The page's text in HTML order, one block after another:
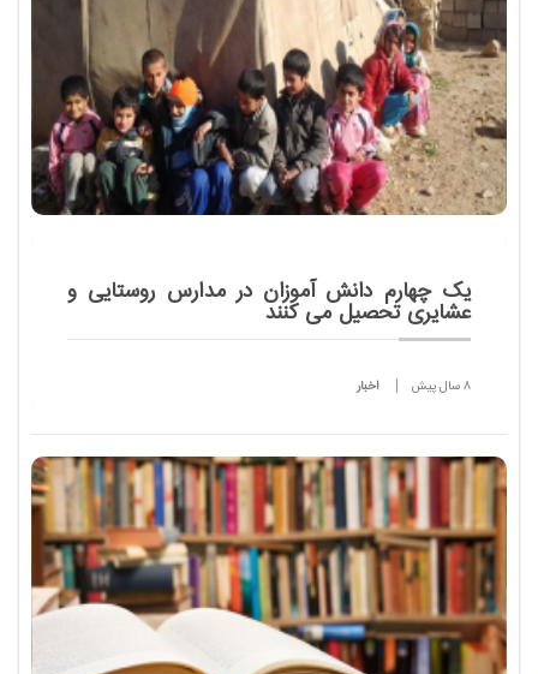
یک چهارم دانش آموزان در مدارس روستایی و
عشایری تحصیل می کنند
8 سال پیش اخبار
جمعیت کشور در روستاها زندگی می کنند، گفت: یک
چهارم دانش آموزان در مدارس روستایی و عشایری
مشغول به تحصیل هستند.